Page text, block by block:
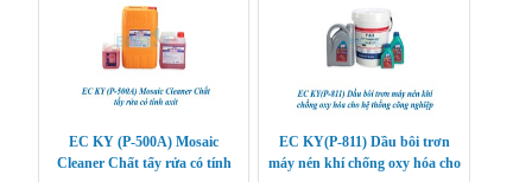
EC KY (P-500A) Mosaic
Cleaner Chất tẩy rửa có tính
EC KY(P-811) Dầu bôi trơn
máy nén khí chống oxy hóa cho